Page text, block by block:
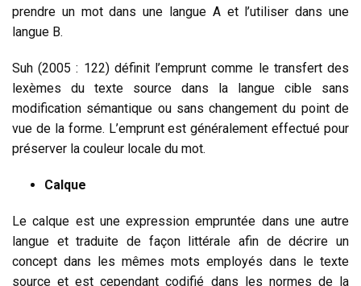
prendre un mot dans une langue A et l’utiliser dans une
langue B.
Suh (2005 : 122) définit l’emprunt comme le transfert des
lexèmes du texte source dans la langue cible sans
modification sémantique ou sans changement du point de
vue de la forme. L’emprunt est généralement effectué pour
préserver la couleur locale du mot.
Calque
Le calque est une expression empruntée dans une autre
langue et traduite de façon littérale afin de décrire un
concept dans les mêmes mots employés dans le texte
source et est cependant codifié dans les normes de la